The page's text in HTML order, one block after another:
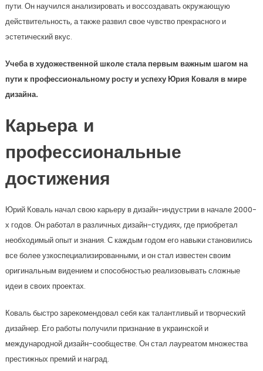
пути. Он научился анализировать и воссоздавать окружающую
действительность, а также развил свое чувство прекрасного и
эстетический вкус.
Учеба в художественной школе стала первым важным шагом на
пути к профессиональному росту и успеху Юрия Коваля в мире
дизайна.
Карьера и
профессиональные
достижения
Юрий Коваль начал свою карьеру в дизайн-индустрии в начале 2000-
х годов. Он работал в различных дизайн-студиях, где приобретал
необходимый опыт и знания. С каждым годом его навыки становились
все более узкоспециализированными, и он стал известен своим
оригинальным видением и способностью реализовывать сложные
идеи в своих проектах.
Коваль быстро зарекомендовал себя как талантливый и творческий
дизайнер. Его работы получили признание в украинской и
международной дизайн-сообществе. Он стал лауреатом множества
престижных премий и наград.